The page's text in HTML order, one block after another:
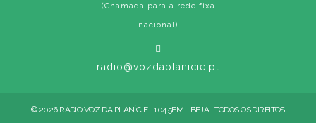
(Chamada para a rede fixa
nacional)
radio@vozdaplanicie.pt
© 2026 RÁDIO VOZ DA PLANÍCIE - 104.5FM - BEJA | TODOS OS DIREITOS